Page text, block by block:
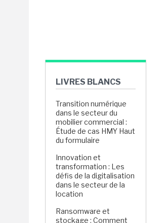
LIVRES BLANCS
Transition numérique
dans le secteur du
mobilier commercial :
Étude de cas HMY Haut
du formulaire
Innovation et
transformation : Les
défis de la digitalisation
dans le secteur de la
location
Ransomware et
stockage : Comment